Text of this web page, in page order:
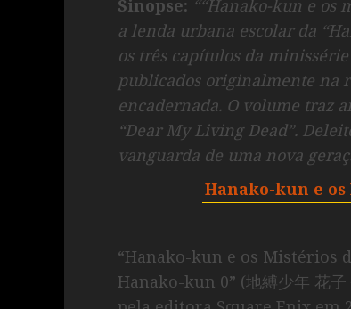
Sinopse: ““Hanako-kun e os
a lenda urbana escolar da
os três capítulos da
publicados originalmente na
encadernada. O volume traz
“Dear My Living Dead”.
vanguarda de uma nova
Hanako-kun e
“Hanako-kun e os Mistérios
Hanako-kun 0” (地縛少年 花